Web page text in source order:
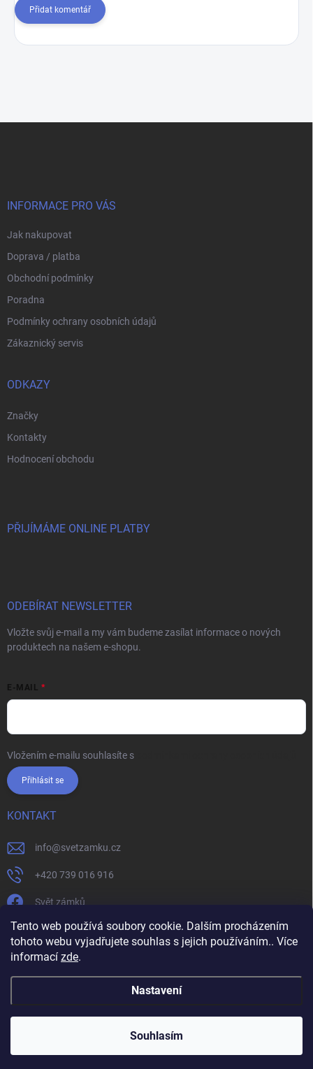
Tento web používá soubory cookie. Dalším procházením
tohoto webu vyjadřujete souhlas s jejich používáním.. Více
informací zde.
Nastavení
Souhlasím
Přidat komentář
INFORMACE PRO VÁS
Jak nakupovat
Doprava / platba
Obchodní podmínky
Poradna
Podmínky ochrany osobních údajů
Zákaznický servis
ODKAZY
Značky
Kontakty
Hodnocení obchodu
PŘIJÍMÁME ONLINE PLATBY
ODEBÍRAT NEWSLETTER
Vložte svůj e-mail a my vám budeme zasílat informace o nových
produktech na našem e-shopu.
E-MAIL
Vložením e-mailu souhlasíte s
Přihlásit se
KONTAKT
info@svetzamku.cz
+420 739 016 916
Svět zámků
svetzamku.cz
Jak nakupovat
Podmínky ochrany osobních údajů
Svět zámků. Všechna práva vyhrazena.